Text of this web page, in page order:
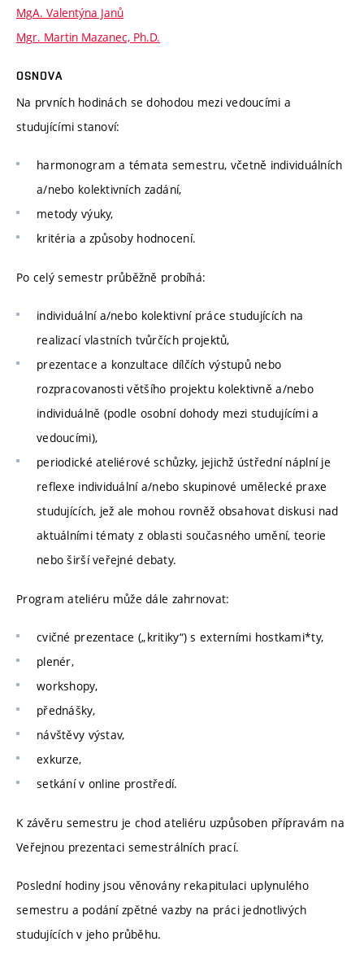
MgA. Valentýna Janů
Mgr. Martin Mazanec, Ph.D.
OSNOVA
Na prvních hodinách se dohodou mezi vedoucími a
studujícími stanoví:
harmonogram a témata semestru, včetně individuálních
a/nebo kolektivních zadání,
metody výuky,
kritéria a způsoby hodnocení.
Po celý semestr průběžně probíhá:
individuální a/nebo kolektivní práce studujících na
realizací vlastních tvůrčích projektů,
prezentace a konzultace dílčích výstupů nebo
rozpracovanosti většího projektu kolektivně a/nebo
individuálně (podle osobní dohody mezi studujícími a
vedoucími),
periodické ateliérové schůzky, jejichž ústřední náplní je
reflexe individuální a/nebo skupinové umělecké praxe
studujících, jež ale mohou rovněž obsahovat diskusi nad
aktuálními tématy z oblasti současného umění, teorie
nebo širší veřejné debaty.
Program ateliéru může dále zahrnovat:
cvičné prezentace („kritiky“) s externími hostkami*ty,
plenér,
workshopy,
přednášky,
návštěvy výstav,
exkurze,
setkání v online prostředí.
K závěru semestru je chod ateliéru uzpůsoben přípravám na
Veřejnou prezentaci semestrálních prací.
Poslední hodiny jsou věnovány rekapitulaci uplynulého
semestru a podání zpětné vazby na práci jednotlivých
studujících v jeho průběhu.